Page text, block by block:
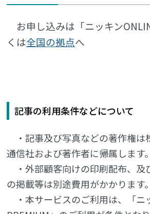
お申し込みは「ニッキン
くは全国の拠点へ
記事の利用条件などについて
・記事及び写真などの著作権は
通信社および著作者に帰属します。
・外部顧客向けの印刷配布、及
の掲載等は別途費用がかかります。
・本サービスのご利用は、「ニ